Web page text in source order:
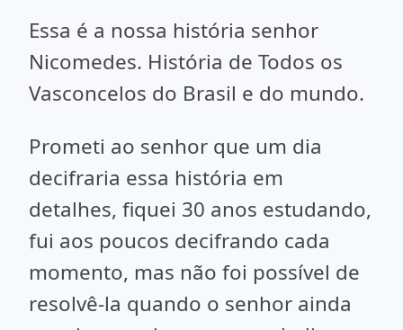
Essa é a nossa história senhor
Nicomedes. História de Todos os
Vasconcelos do Brasil e do mundo.
Prometi ao senhor que um dia
decifraria essa história em
detalhes, fiquei 30 anos estudando,
fui aos poucos decifrando cada
momento, mas não foi possível de
resolvê-la quando o senhor ainda